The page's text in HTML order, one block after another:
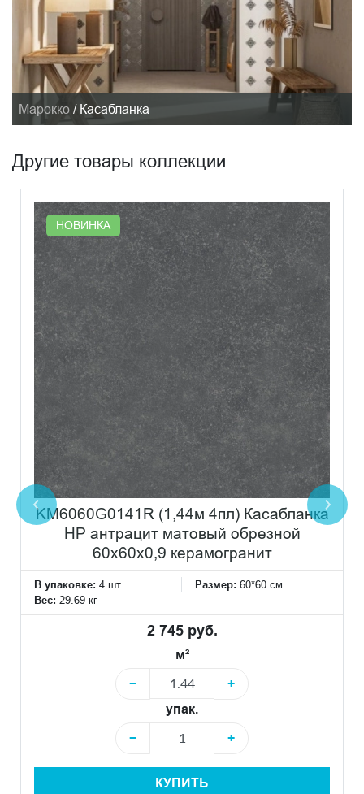
Марокко / Касабланка
Другие товары коллекции
НОВИНКА
KM6060G0141R (1,44м 4пл) Касабланка
HP антрацит матовый обрезной
60x60x0,9 керамогранит
В упаковке: 4 шт Размер: 60*60 см
Вес: 29.69 кг
2 745 руб.
м²
−
+
упак.
−
+
КУПИТЬ